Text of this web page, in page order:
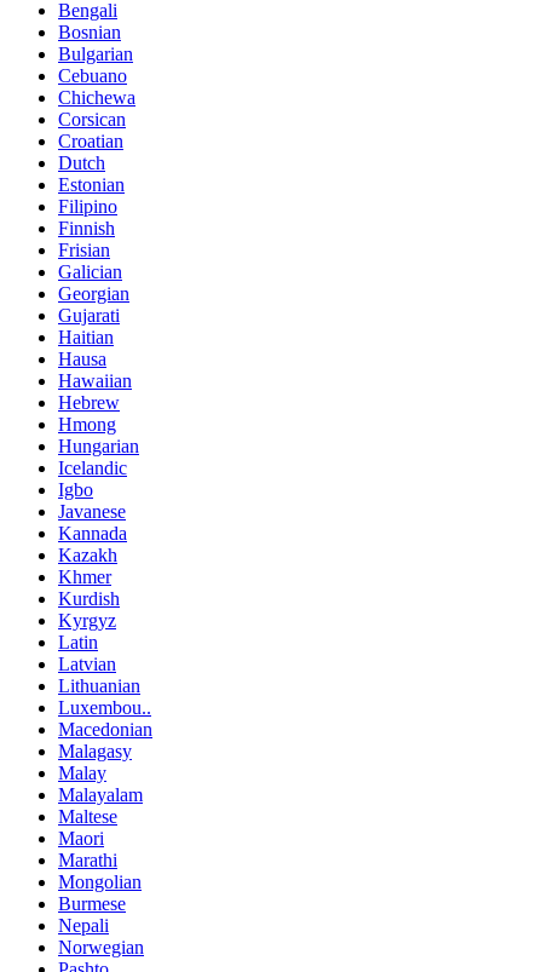
Bengali
Bosnian
Bulgarian
Cebuano
Chichewa
Corsican
Croatian
Dutch
Estonian
Filipino
Finnish
Frisian
Galician
Georgian
Gujarati
Haitian
Hausa
Hawaiian
Hebrew
Hmong
Hungarian
Icelandic
Igbo
Javanese
Kannada
Kazakh
Khmer
Kurdish
Kyrgyz
Latin
Latvian
Lithuanian
Luxembou..
Macedonian
Malagasy
Malay
Malayalam
Maltese
Maori
Marathi
Mongolian
Burmese
Nepali
Norwegian